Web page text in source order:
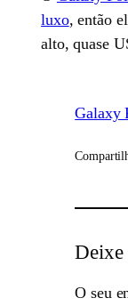
luxo, então
alto, quase
Galaxy
Deixe
O seu